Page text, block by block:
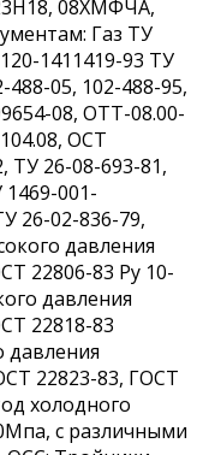
08ХМФЧА,
Газ ТУ
1411419-93 ТУ
488-05, 102-488-95,
08, ОТТ-08.00-
ОСТ
ТУ 26-08-693-81,
001-
26-02-836-79,
давления
22806-83 Ру 10-
давления
22818-83
давления
22823-83, ГОСТ
холодного
с различными